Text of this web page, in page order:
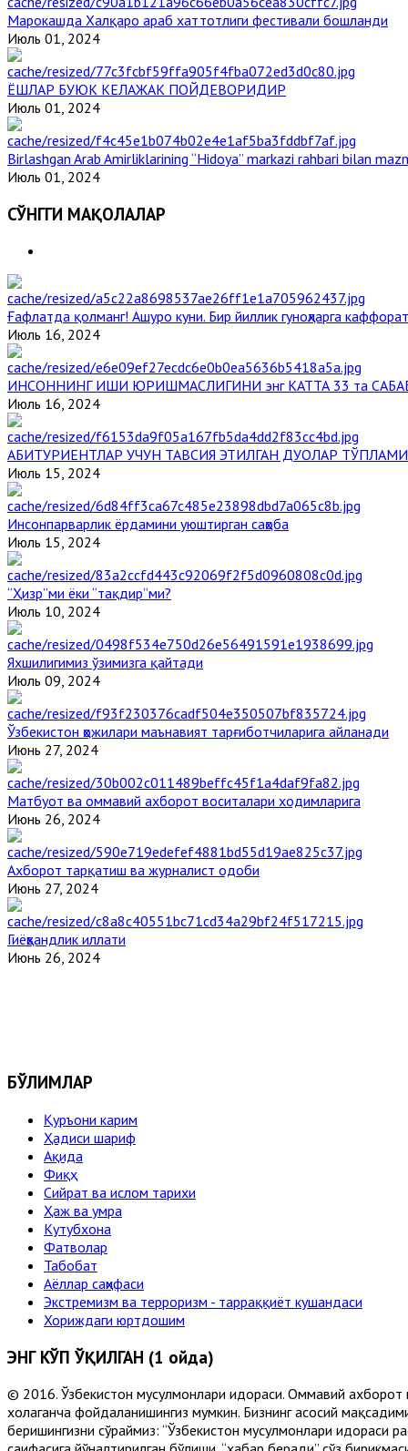
Марокашда Халқаро араб хаттотлиги фестивали бошланди
Июль 01, 2024
ЁШЛАР БУЮК КЕЛАЖАК ПОЙДЕВОРИДИР
Июль 01, 2024
Birlashgan Arab Amirliklarining “Hidoya” markazi rahbari bilan
Июль 01, 2024
СЎНГГИ МАҚОЛАЛАР
Ғафлатда қолманг! Ашуро куни. Бир йиллик гуноҳларга
Июль 16, 2024
ИНСОННИНГ ИШИ ЮРИШМАСЛИГИНИ энг КАТТА 33 та
Июль 16, 2024
АБИТУРИЕНТЛАР УЧУН ТАВСИЯ ЭТИЛГАН ДУОЛАР ТЎПЛАМИ
Июль 15, 2024
Инсонпарварлик ёрдамини уюштирган саҳоба
Июль 15, 2024
“Ҳизр”ми ёки “тақдир”ми?
Июль 10, 2024
Яхшилигимиз ўзимизга қайтади
Июль 09, 2024
Ўзбекистон ҳожилари маънавият тарғиботчиларига айланади
Июнь 27, 2024
Матбуот ва оммавий ахборот воситалари ходимларига
Июнь 26, 2024
Ахборот тарқатиш ва журналист одоби
Июнь 27, 2024
Гиёҳвандлик иллати
Июнь 26, 2024
БЎЛИМЛАР
Қуръони карим
Ҳадиси шариф
Ақида
Фиқҳ
Сийрат ва ислом тарихи
Ҳаж ва умра
Кутубхона
Фатволар
Табобат
Аёллар саҳифаси
Экстремизм ва терроризм - тарраққиёт кушандаси
Хориждаги юртдошим
ЭНГ КЎП ЎҚИЛГАН (1 ойда)
© 2016. Ўзбекистон мусулмонлари идораси. Оммавий ахборот
хоҳлаганча фойдаланишингиз мумкин. Бизнинг асосий
беришингизни сўраймиз: “Ўзбекистон мусулмонлари идораси